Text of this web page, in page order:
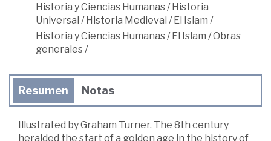
Historia y Ciencias Humanas/Historia
Universal /Historia Medieval /El Islam /
Historia y Ciencias Humanas/El Islam /Obras
generales/
Resumen Notas
Illustrated by Graham Turner. The 8th century
heralded the start of a golden age in the history of